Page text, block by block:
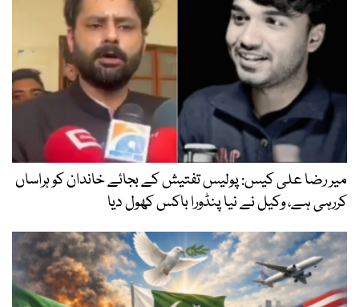
میر رضا علی کیس: پولیس تفتیش کے بجائے خاندان کو ہراساں
کررہی ہے، وکیل نے نیا پنڈورا باکس کھول دیا